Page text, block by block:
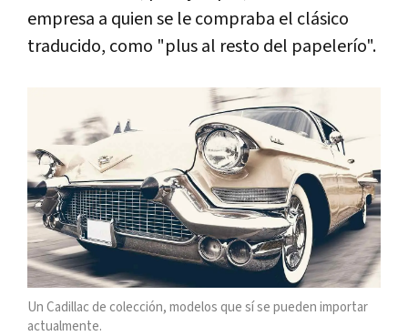
empresa a quien se le compraba el clásico
traducido, como "plus al resto del papelerío".
Un Cadillac de colección, modelos que sí se pueden importar
actualmente.